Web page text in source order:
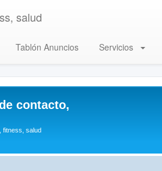
salud
Tablón Anuncios Servicios
contacto,
fitness, salud